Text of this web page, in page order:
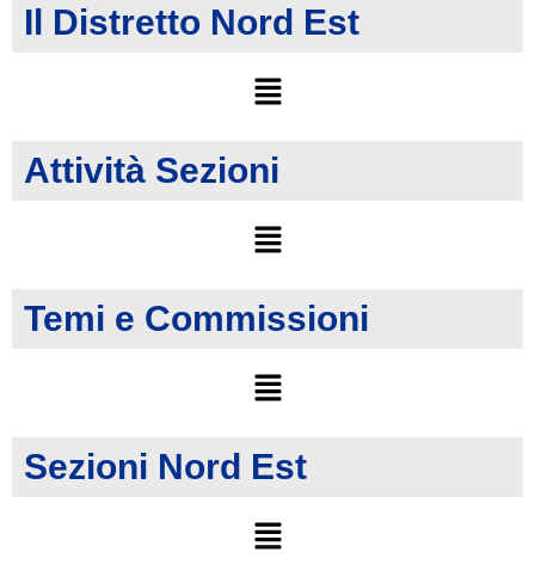
Il Distretto Nord Est
Attività Sezioni
Temi e Commissioni
Sezioni Nord Est